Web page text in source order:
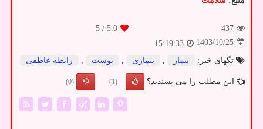
437
5.0
/ 5
1403/10/25
15:19:33
تگهای خبر:
بیمار بیماری پوست رابطه عاطفی
این مطلب را می پسندید؟ (1)
(0)